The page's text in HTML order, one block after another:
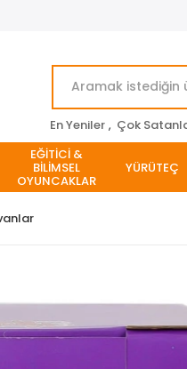
En Yeniler , Çok
EĞİTİCİ &
BİLİMSEL
OYUNCAKLAR
YÜRÜTEÇ